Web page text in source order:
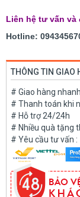
Liên hệ tư vấn và
Hotline:
THÔNG TIN GIAO
# Giao hàng
# Thanh toán khi
# Hỗ trợ 24/24h
# Nhiều quà tặng
# Yêu cầu tư vấn :